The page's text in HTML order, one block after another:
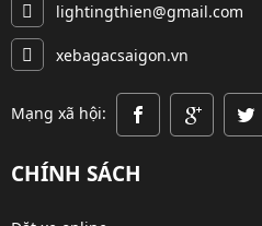
lightingthien@gmail.com
xebagacsaigon.vn
Mạng xã hội:
CHÍNH SÁCH